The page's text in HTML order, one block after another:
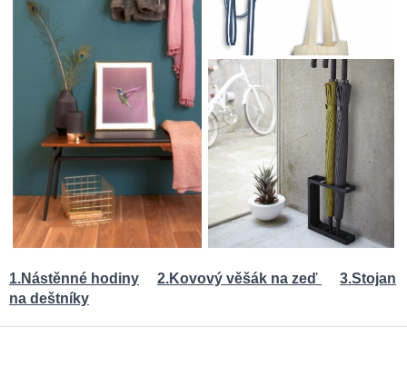
1.Nástěnné hodiny 2.Kovový věšák na zeď
3.Stojan
na deštníky